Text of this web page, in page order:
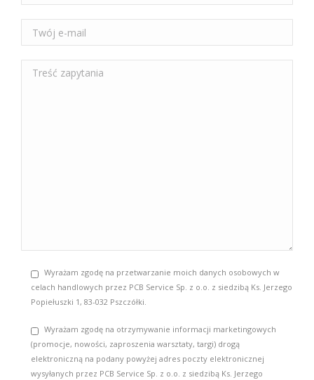
Wyrażam zgodę na przetwarzanie moich danych osobowych w
celach handlowych przez PCB Service Sp. z o.o. z siedzibą Ks. Jerzego
Popiełuszki 1, 83-032 Pszczółki.
Wyrażam zgodę na otrzymywanie informacji marketingowych
(promocje, nowości, zaproszenia warsztaty, targi) drogą
elektroniczną na podany powyżej adres poczty elektronicznej
wysyłanych przez PCB Service Sp. z o.o. z siedzibą Ks. Jerzego